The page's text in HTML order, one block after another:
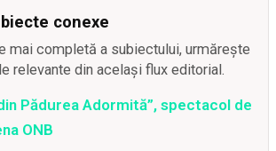
conexe
mai completă a subiectului, urmărește
relevante din același flux editorial.
Pădurea Adormită”, spectacol de
ONB